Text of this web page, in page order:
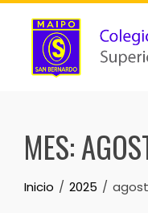
MES:
Inicio 2025